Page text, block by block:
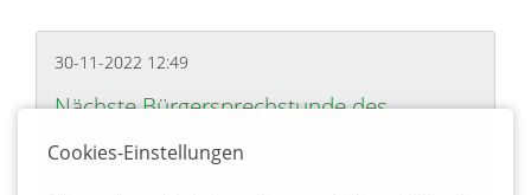
30-11-2022 12:49
Nächste Bürgersprechstunde des
Weiterlesen …Nächste Bürgersprechstunde des Landrates am
Cookies-Einstellungen